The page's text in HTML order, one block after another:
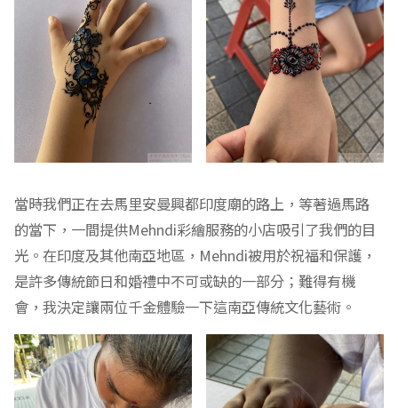
當時我們正在去馬里安曼興都印度廟的路上，等著過馬路
的當下，一間提供Mehndi彩繪服務的小店吸引了我們的目
光。在印度及其他南亞地區，Mehndi被用於祝福和保護，
是許多傳統節日和婚禮中不可或缺的一部分；難得有機
會，我決定讓兩位千金體驗一下這南亞傳統文化藝術。